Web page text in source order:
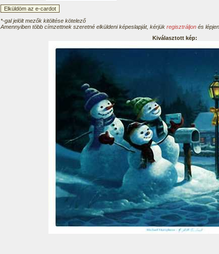
*-gal jelölt mezők kitöltése kötelező
Amennyiben több címzettnek szeretné elküldeni képeslapját, kérjük regisztráljon és
Kiválasztott kép: